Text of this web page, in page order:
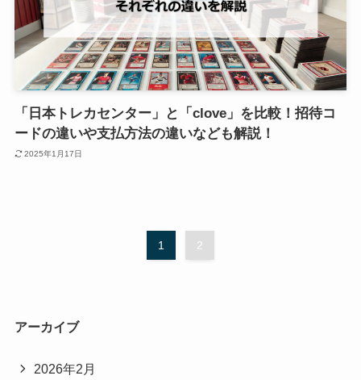
「日本トレカセンター」と「clove」を比較！招待コ
ードの違いや支払方法の違いなども解説！
2025年1月17日
1 2
アーカイブ
2026年2月